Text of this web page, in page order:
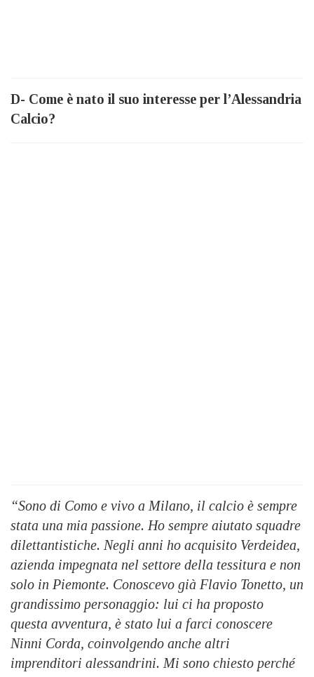
D- Come è nato il suo interesse per l’Alessandria
Calcio?
“Sono di Como e vivo a Milano, il calcio è sempre
stata una mia passione. Ho sempre aiutato squadre
dilettantistiche. Negli anni ho acquisito Verdeidea,
azienda impegnata nel settore della tessitura e non
solo in Piemonte. Conoscevo già Flavio Tonetto, un
grandissimo personaggio: lui ci ha proposto
questa avventura, è stato lui a farci conoscere
Ninni Corda, coinvolgendo anche altri
imprenditori alessandrini. Mi sono chiesto perché